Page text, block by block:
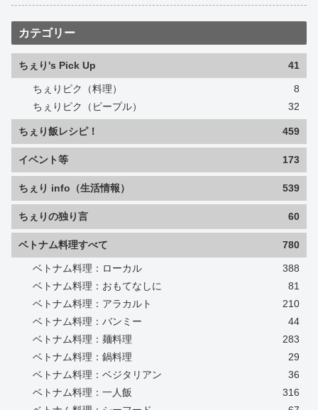
カテゴリー
ちぇり's Pick Up 41
ちぇりピク（料理）
8
ちぇりピク（ピープル）
32
ちぇり飯レシピ！ 459
イベント等 173
ちぇり info（生活情報） 539
ちぇりの独り言 60
ベトナム料理すべて 780
ベトナム料理：ローカル
388
ベトナム料理：おもてなしに
81
ベトナム料理：アラカルト
210
ベトナム料理：バンミー
44
ベトナム料理：麺料理
283
ベトナム料理：鍋料理
29
ベトナム料理：ベジタリアン
36
ベトナム料理：一人飯
316